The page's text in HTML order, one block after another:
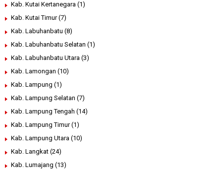
Kab. Kutai Kertanegara (1)
Kab. Kutai Timur (7)
Kab. Labuhanbatu (8)
Kab. Labuhanbatu Selatan (1)
Kab. Labuhanbatu Utara (3)
Kab. Lamongan (10)
Kab. Lampung (1)
Kab. Lampung Selatan (7)
Kab. Lampung Tengah (14)
Kab. Lampung Timur (1)
Kab. Lampung Utara (10)
Kab. Langkat (24)
Kab. Lumajang (13)